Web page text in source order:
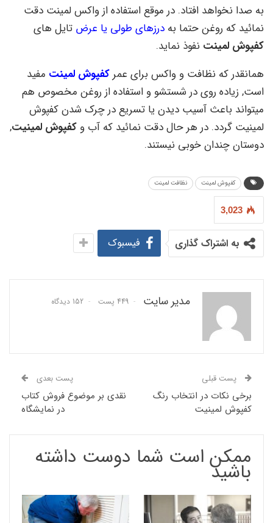
به صدا نخواهد افتاد. در موقع استفاده از واکس لمینت دقت
نمائید که روغن حتما به درزهای طولی یا عرض تایل های
کفپوش لمینت نفوذ نماید.
همانقدر که نظافت و واکس برای عمرکفپوش لمینت مفید
است, زیاده روی در شستشو و استفاده از روغن مخصوص هم
میتواند باعث آسیب دیدن یا تسریع در چرک شدن کفپوش
لمینیت گردد. در هر حال دقت نمائید که آب و کفپوش لمینیت,
دوستان چندان خوبی نیستند.
کفپوش لمینت نظافت لمینت
3,023
به اشتراک گذاری فیسبوک
مدیر سایت 449 پست 152 دیدگاه
پست قبلی
برخی نکات در انتخاب رنگ
کفپوش لمینیت
پست بعدی
نقدی بر موضوع فروش کتاب
در نمایشگاه‎
ممکن است شما دوست داشته
باشید